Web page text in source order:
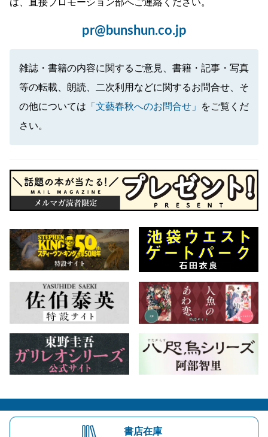
は、直接プロモーション部へご連絡ください。
pr@bunshun.co.jp
雑誌・書籍の内容に関するご意見、書籍・記事・写真
等の転載、朗読、二次利用などに関するお問合せ、そ
の他については 「文藝春秋へのお問合せ」
をご覧くだ
さい。
書店在庫
会社概要 自費出版のご案内 お問合せ
株式会社文藝春秋 文春オンライン Number Web